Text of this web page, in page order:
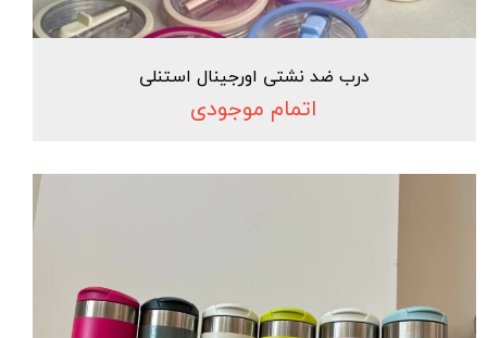
درب ضد نشتی اورجینال استنلی
اتمام موجودی